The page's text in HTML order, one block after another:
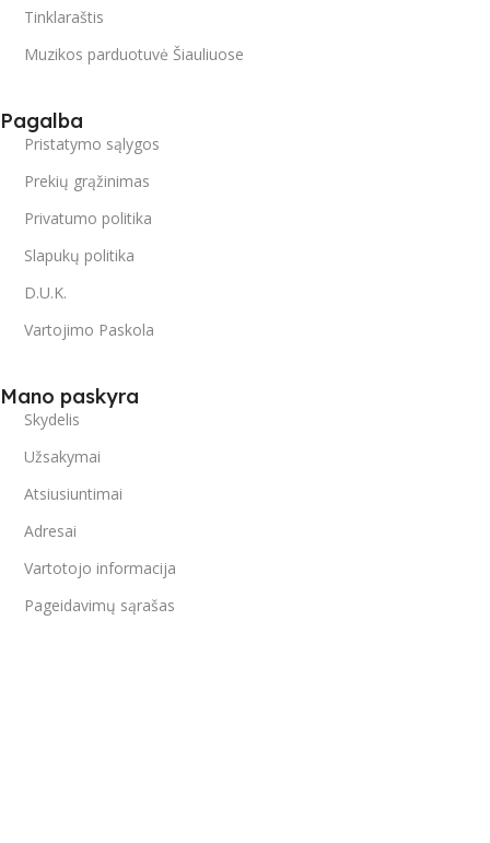
Tinklaraštis
Muzikos parduotuvė Šiauliuose
Pagalba
Pristatymo sąlygos
Prekių grąžinimas
Privatumo politika
Slapukų politika
D.U.K.
Vartojimo Paskola
Mano paskyra
Skydelis
Užsakymai
Atsiusiuntimai
Adresai
Vartotojo informacija
Pageidavimų sąrašas